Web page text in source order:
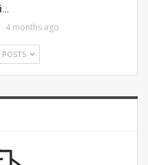
4 months ago